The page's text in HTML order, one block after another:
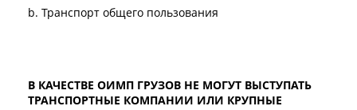
b. Транспорт общего пользования
В КАЧЕСТВЕ ОИМП ГРУЗОВ НЕ МОГУТ ВЫСТУПАТЬ
ТРАНСПОРТНЫЕ КОМПАНИИ ИЛИ КРУПНЫЕ